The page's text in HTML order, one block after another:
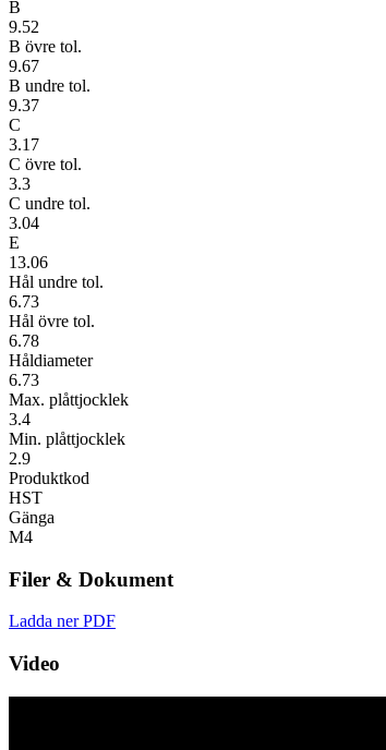
B
9.52
B övre tol.
9.67
B undre tol.
9.37
C
3.17
C övre tol.
3.3
C undre tol.
3.04
E
13.06
Hål undre tol.
6.73
Hål övre tol.
6.78
Håldiameter
6.73
Max. plåttjocklek
3.4
Min. plåttjocklek
2.9
Produktkod
HST
Gänga
M4
Filer & Dokument
Ladda ner PDF
Video